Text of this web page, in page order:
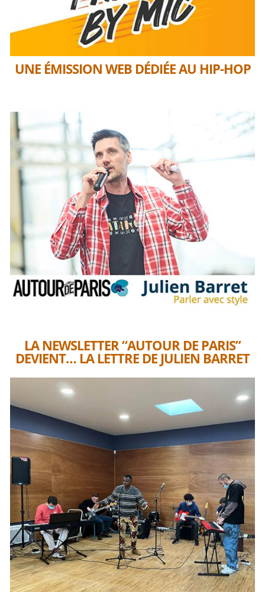
UNE ÉMISSION WEB DÉDIÉE AU HIP-HOP
LA NEWSLETTER “AUTOUR DE PARIS”
DEVIENT… LA LETTRE DE JULIEN BARRET